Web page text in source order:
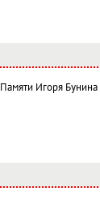
Памяти Игоря Бунина